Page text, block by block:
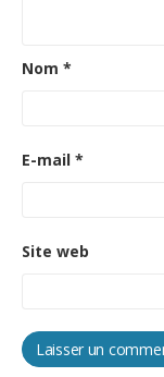
Nom *
E-mail *
Site web